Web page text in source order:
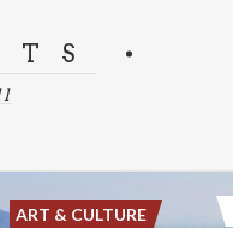
ART & CULTURE